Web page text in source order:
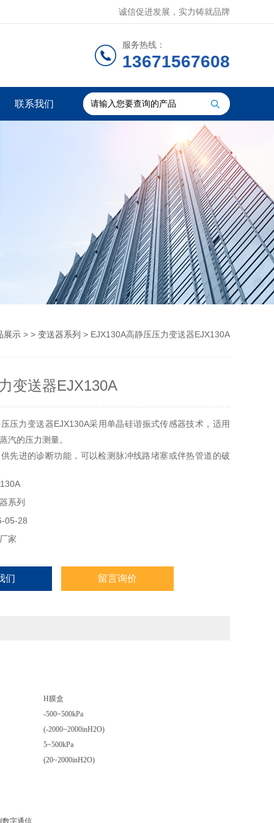
诚信促进发展，实力铸就品牌
服务热线：
13671567608
联系我们
展示 > > 变送器系列 > EJX130A高静压压力变送器EJX130A
变送器EJX130A
压力变送器EJX130A采用单晶硅谐振式传感器技术，适用
汽的压力测量。
先进的诊断功能，可以检测脉冲线路堵塞或伴热管道的破
、HART和FOUNDATION™现场总线通信协议。
系列
05-28
家
们 留言询价
H膜盒
-500~500kPa
(-2000~2000inH2O)
5~500kPa
(20~2000inH2O)
数字通信